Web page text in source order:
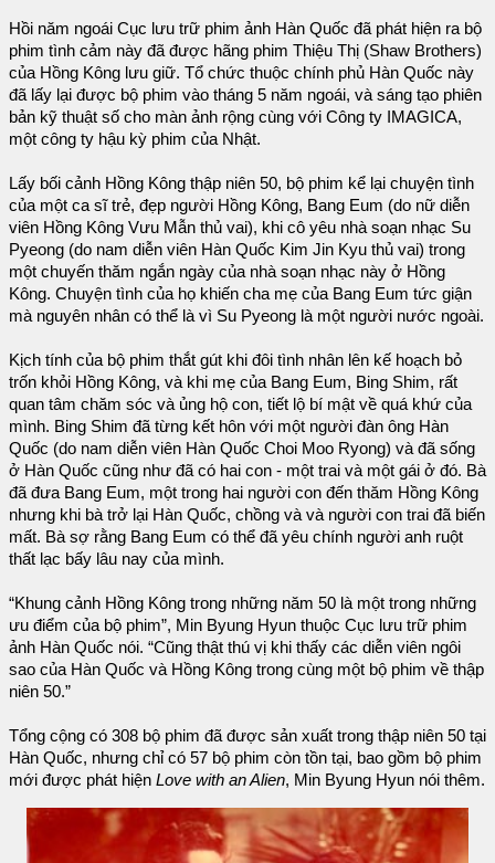
Hồi năm ngoái Cục lưu trữ phim ảnh Hàn Quốc đã phát hiện ra bộ
phim tình cảm này đã được hãng phim Thiệu Thị (Shaw Brothers)
của Hồng Kông lưu giữ. Tổ chức thuộc chính phủ Hàn Quốc này
đã lấy lại được bộ phim vào tháng 5 năm ngoái, và sáng tạo phiên
bản kỹ thuật số cho màn ảnh rộng cùng với Công ty IMAGICA,
một công ty hậu kỳ phim của Nhật.
Lấy bối cảnh Hồng Kông thập niên 50, bộ phim kể lại chuyện tình
của một ca sĩ trẻ, đẹp người Hồng Kông, Bang Eum (do nữ diễn
viên Hồng Kông Vưu Mẫn thủ vai), khi cô yêu nhà soạn nhạc Su
Pyeong (do nam diễn viên Hàn Quốc Kim Jin Kyu thủ vai) trong
một chuyến thăm ngắn ngày của nhà soạn nhạc này ở Hồng
Kông. Chuyện tình của họ khiến cha mẹ của Bang Eum tức giận
mà nguyên nhân có thể là vì Su Pyeong là một người nước ngoài.
Kịch tính của bộ phim thắt gút khi đôi tình nhân lên kế hoạch bỏ
trốn khỏi Hồng Kông, và khi mẹ của Bang Eum, Bing Shim, rất
quan tâm chăm sóc và ủng hộ con, tiết lộ bí mật về quá khứ của
mình. Bing Shim đã từng kết hôn với một người đàn ông Hàn
Quốc (do nam diễn viên Hàn Quốc Choi Moo Ryong) và đã sống
ở Hàn Quốc cũng như đã có hai con - một trai và một gái ở đó. Bà
đã đưa Bang Eum, một trong hai người con đến thăm Hồng Kông
nhưng khi bà trở lại Hàn Quốc, chồng và và người con trai đã biến
mất. Bà sợ rằng Bang Eum có thể đã yêu chính người anh ruột
thất lạc bấy lâu nay của mình.
“Khung cảnh Hồng Kông trong những năm 50 là một trong những
ưu điểm của bộ phim”, Min Byung Hyun thuộc Cục lưu trữ phim
ảnh Hàn Quốc nói. “Cũng thật thú vị khi thấy các diễn viên ngôi
sao của Hàn Quốc và Hồng Kông trong cùng một bộ phim về thập
niên 50.”
Tổng cộng có 308 bộ phim đã được sản xuất trong thập niên 50 tại
Hàn Quốc, nhưng chỉ có 57 bộ phim còn tồn tại, bao gồm bộ phim
mới được phát hiện Love with an Alien, Min Byung Hyun nói thêm.